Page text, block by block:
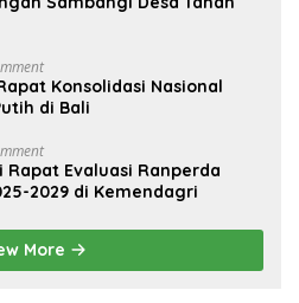
Konsolidasi Nasional
di Bali
Rapat Evaluasi Ranperda
2029 di Kemendagri
More